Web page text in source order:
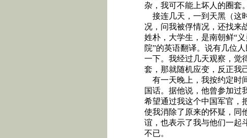
杂，我可不能上坏人的圈套
接连几天，一到天黑（这
况，问我被俘情况，还找来
姓朴，大学生，是南朝鲜“
院”的英语翻译。说有几位
一下。我经过几天观察，觉
套，那就随机应变，反正我
有一天晚上，我按约定时
国话。据他说，他曾参加过
希望通过我这个中国军官，
使我消除了原来的怀疑，同
谊，也表示了我与他们一起
不已。